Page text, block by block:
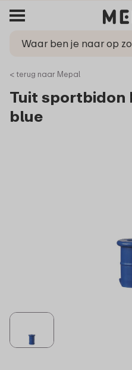
< terug naar Mepal
Tuit sportbidon
blue